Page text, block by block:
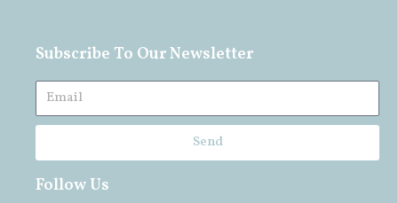
Subscribe To Our Newsletter
Send
Follow Us